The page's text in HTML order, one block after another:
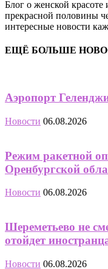
Блог о женской
прекрасной половины
интересные новости
ЕЩЁ БОЛЬШЕ
Аэропорт
Новости 06.08.2026
Режим ракетной
Оренбургской
Новости 06.08.2026
Шереметьево не
отойдет
Новости 06.08.2026